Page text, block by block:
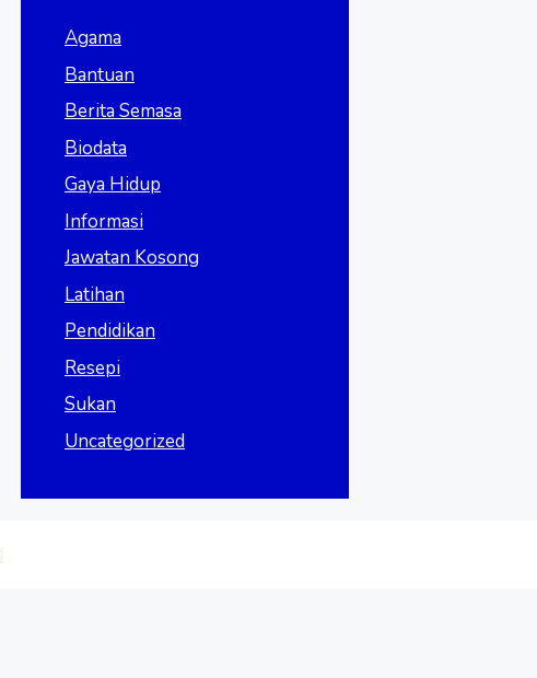
Agama
Bantuan
Berita Semasa
Biodata
Gaya Hidup
Informasi
Jawatan Kosong
Latihan
Pendidikan
Resepi
Sukan
Uncategorized